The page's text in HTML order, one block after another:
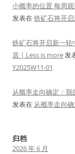
小概率的位置 每周
发表在铁矿石将开
铁矿石将开启新一轮
居 | Less is more发
Y2025W11-01
从概率走向确定：
发表在 从概率走向
归档
2026 年 6 月